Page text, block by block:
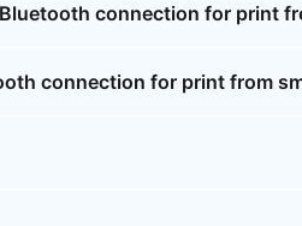
connection for print
connection for print from